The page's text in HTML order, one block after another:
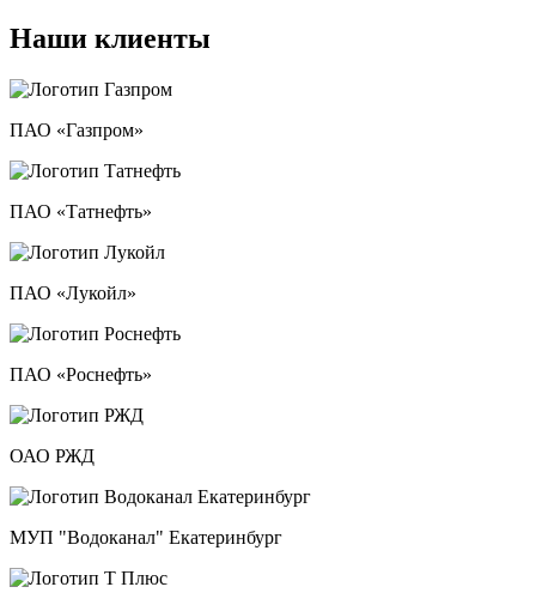
Наши клиенты
ПАО «Газпром»
ПАО «Татнефть»
ПАО «Лукойл»
ПАО «Роснефть»
ОАО РЖД
МУП "Водоканал" Екатеринбург